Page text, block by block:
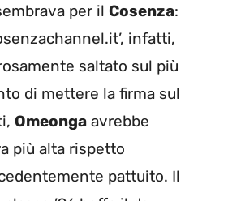
per il Cosenza:
infatti,
saltato sul più
di mettere la firma sul
Omeonga avrebbe
più alta rispetto
pattuito. Il